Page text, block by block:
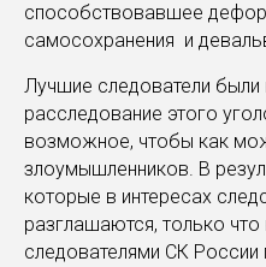
способствовавшее
самосохранения и
Лучшие следователи были
расследование этого
возможное, чтобы как
злоумышленников. В
которые в интересах
разглашаются, только
следователями СК России